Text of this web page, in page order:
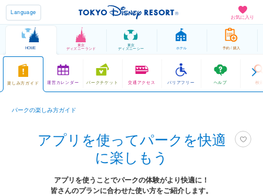
お気に入り
Language
HOME
東京
ディズニーランド
東京
ディズニーシー ホテル 予約 / 購入
楽しみ方ガイド 運営カレンダー パークチケット 交通アクセス バリアフリー ヘルプ 検
パークの楽しみ方ガイド
アプリを使ってパークを快適
に楽しもう
アプリを使うことでパークの体験がより快適に！
皆さんのプランに合わせた使い方をご紹介します。